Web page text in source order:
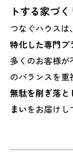
トする家づく
つなぐハウス
特化した専門ブ
多くのお客様が
のバランスを重
無駄を削ぎ落と
まいをお届けし